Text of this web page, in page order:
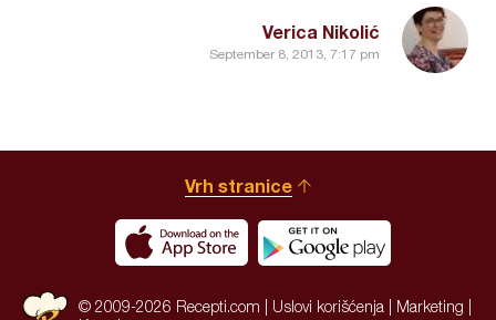
Verica Nikolić
September 8, 2013, 7:17 pm
Vrh stranice
© 2009-2026 Recepti.com | Uslovi korišćenja Marketing